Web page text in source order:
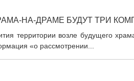
НА-ДРАМЕ БУДУТ ТРИ
территории возле будущего
«о рассмотрении...